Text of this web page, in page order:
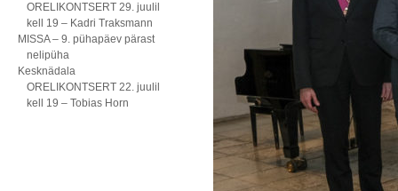
ORELIKONTSERT 29. juulil
kell 19 – Kadri Traksmann
MISSA – 9. pühapäev pärast
nelipüha
Kesknädala
ORELIKONTSERT 22. juulil
kell 19 – Tobias Horn